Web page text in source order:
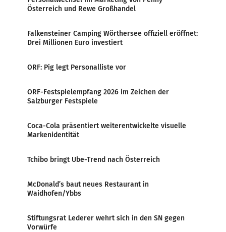
Österreich und Rewe Großhandel
Falkensteiner Camping Wörthersee offiziell eröffnet:
Drei Millionen Euro investiert
ORF: Pig legt Personalliste vor
ORF-Festspielempfang 2026 im Zeichen der
Salzburger Festspiele
Coca-Cola präsentiert weiterentwickelte visuelle
Markenidentität
Tchibo bringt Ube-Trend nach Österreich
McDonald’s baut neues Restaurant in
Waidhofen/Ybbs
Stiftungsrat Lederer wehrt sich in den SN gegen
Vorwürfe